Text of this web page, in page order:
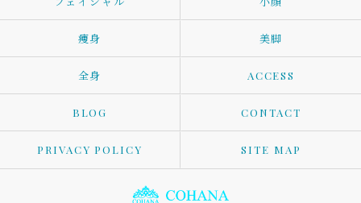
痩身 美脚
全身 ACCESS
BLOG CONTACT
PRIVACY POLICY SITE MAP